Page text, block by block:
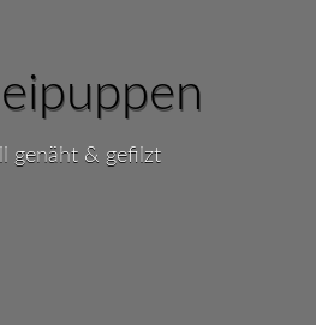
genäht & gefilzt